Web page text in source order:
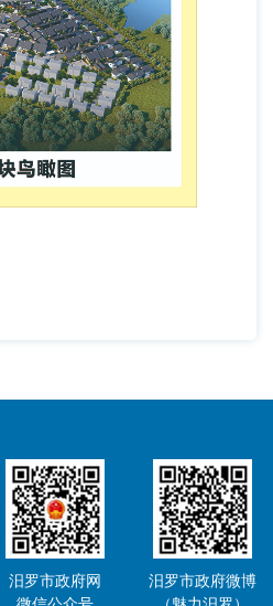
汨罗市政府网
汨罗市政府微博